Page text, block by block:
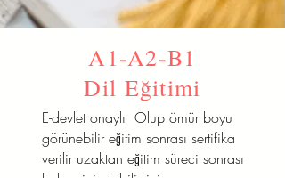
A1-A2-B1
Dil Eğitimi
E-devlet onaylı Olup ömür boyu
görünebilir eğitim sonrası sertifika
verilir uzaktan eğitim süreci sonrası